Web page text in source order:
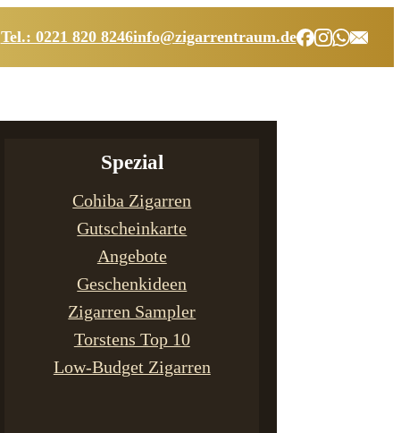
Tel.: 0221 820 8246info@zigarrentraum.de
Spezial
Cohiba Zigarren
Gutscheinkarte
Angebote
Geschenkideen
Zigarren Sampler
Torstens Top 10
Low-Budget Zigarren